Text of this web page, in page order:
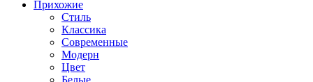
Прихожие
Стиль
Классика
Современные
Модерн
Цвет
Белые